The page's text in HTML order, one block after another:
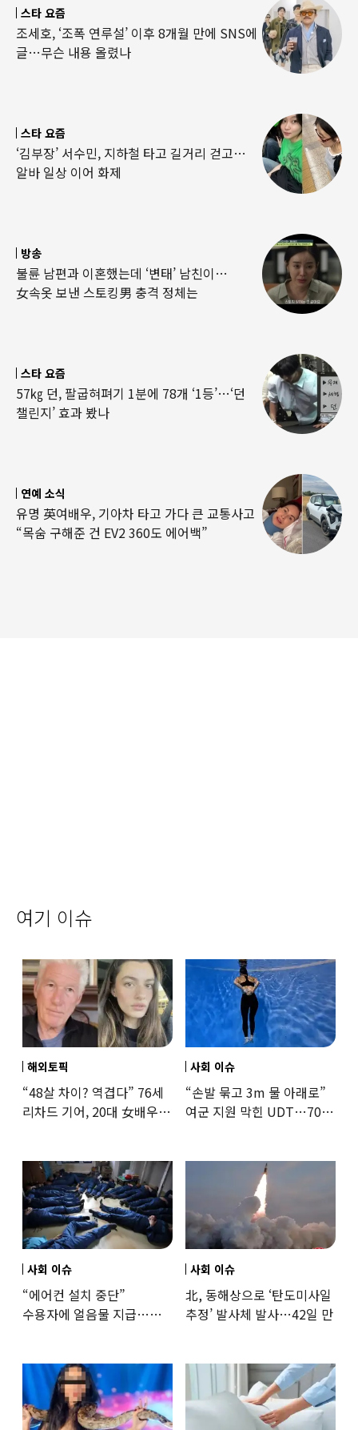
스타 요즘
조세호, ‘조폭 연루설’ 이후 8개월 만에 SNS에
글…무슨 내용 올렸나
스타 요즘
‘김부장’ 서수민, 지하철 타고 길거리 걷고…
알바 일상 이어 화제
방송
불륜 남편과 이혼했는데 ‘변태’ 남친이…
女속옷 보낸 스토킹男 충격 정체는
스타 요즘
57㎏ 던, 팔굽혀펴기 1분에 78개 ‘1등’…‘던
챌린지’ 효과 봤나
연예 소식
유명 英여배우, 기아차 타고 가다 큰 교통사고
“목숨 구해준 건 EV2 360도 에어백”
여기 이슈
해외토픽
“48살 차이? 역겹다” 76세
리차드 기어, 20대 女배우와
사회 이슈
“손발 묶고 3m 물 아래로”
여군 지원 막힌 UDT…707
사회 이슈
“에어컨 설치 중단”
수용자에 얼음물 지급…
사회 이슈
北, 동해상으로 ‘탄도미사일
추정’ 발사체 발사…42일 만